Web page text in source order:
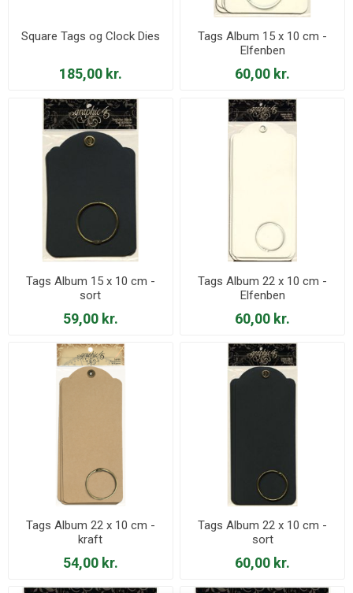
Square Tags og Clock Dies
185,00 kr.
Tags Album 15 x 10 cm -
Elfenben
60,00 kr.
Tags Album 15 x 10 cm -
sort
59,00 kr.
Tags Album 22 x 10 cm -
Elfenben
60,00 kr.
Tags Album 22 x 10 cm -
kraft
54,00 kr.
Tags Album 22 x 10 cm -
sort
60,00 kr.